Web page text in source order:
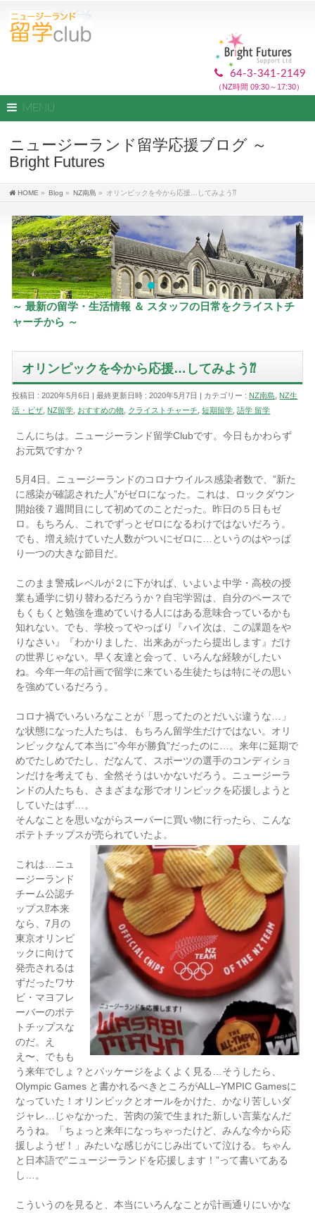
64-3-341-2149
（NZ時間 09:30～17:30）
MENU
ニュージーランド留学応援ブログ ～
Bright Futures
HOME » Blog » NZ南島 » オリンピックを今から応援…してみよう⁇
～ 最新の留学・生活情報 ＆ スタッフの日常をクライストチ
ャーチから ～
オリンピックを今から応援…してみよう⁇
投稿日 : 2020年5月6日 最終更新日時 : 2020年5月7日 カテゴリー : NZ南島
NZ生
活・ビザ NZ留学 おすすめの物 クライストチャーチ ,短期留学 ,語学 留学
こんにちは。ニュージーランド留学Clubです。今日もかわらず
お元気ですか？
5月4日。ニュージーランドのコロナウイルス感染者数で、”新た
に感染が確認された人”がゼロになった。これは、ロックダウン
開始後７週間目にして初めてのことだった。昨日の５日もゼ
ロ。もちろん、これでずっとゼロになるわけではないだろう。
でも、増え続けていた人数がついにゼロに…というのはやっぱ
り一つの大きな節目だ。
このまま警戒レベルが２に下がれば、いよいよ中学・高校の授
業も通学に切り替わるだろうか？自宅学習は、自分のペースで
もくもくと勉強を進めていける人にはある意味合っているかも
知れない。でも、学校ってやっぱり『ハイ次は、この課題をや
りなさい』『わかりました、出来あがったら提出します』だけ
の世界じゃない。早く友達と会って、いろんな経験がしたい
ね。今年一年の計画で留学に来ている生徒たちは特にその思い
を強めているだろう。
コロナ禍でいろいろなことが「思ってたのとだいぶ違うな…」
な状態になった人たちは、もちろん留学生だけではない。オリ
ンピックなんて本当に”今年が勝負”だったのに…。来年に延期で
めでたしめでたし、だなんて、スポーツの選手のコンディショ
ンだけを考えても、全然そうはいかないだろう。ニュージーラ
ンドの人たちも、さまざまな形でオリンピックを応援しようと
していたはず…。
そんなことを思いながらスーパーに買い物に行ったら、こんな
ポテトチップスが売られていたよ。
これは… ニュ
ージーランド
チーム公認チ
ップス⁉︎本来
なら、7月の
東京オリンピ
ックに向けて
発売されるは
ずだったワサ
ビ・マヨフレ
ーバーのポテ
トチップスな
のだ。え
え〜、でもも
う来年でしょ？とパッケージをよくよく見る…そうしたら、
Olympic Games と書かれるべきところがALL–YMPIC Gamesに
なっていた！オリンピックとオールをかけた、かなり苦しいダ
ジャレ…じゃなかった、苦肉の策で生まれた新しい言葉なんだ
ろうね。「ちょっと来年になっちゃったけど、みんな今から応
援しようぜ！」みたいな感じがにじみ出ていて泣ける。ちゃん
と日本語で”ニュージーランドを応援します！”って書いてある
し…。
こういうのを見ると、本当にいろんなことが計画通りにいかな